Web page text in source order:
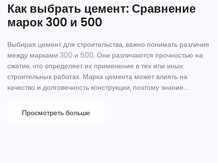
Как выбрать цемент: Сравнение
марок 300 и 500
Выбирая цемент для строительства, важно понимать различия
между марками 300 и 500. Они различаются прочностью на
сжатие, что определяет их применение в тех или иных
строительных работах. Марка цемента может влиять на
качество и долговечность конструкции, поэтому знание
статье будут рассмотрены особенности, достоинства и
недостатки каждой марки, а также советы по их
Просмотреть больше